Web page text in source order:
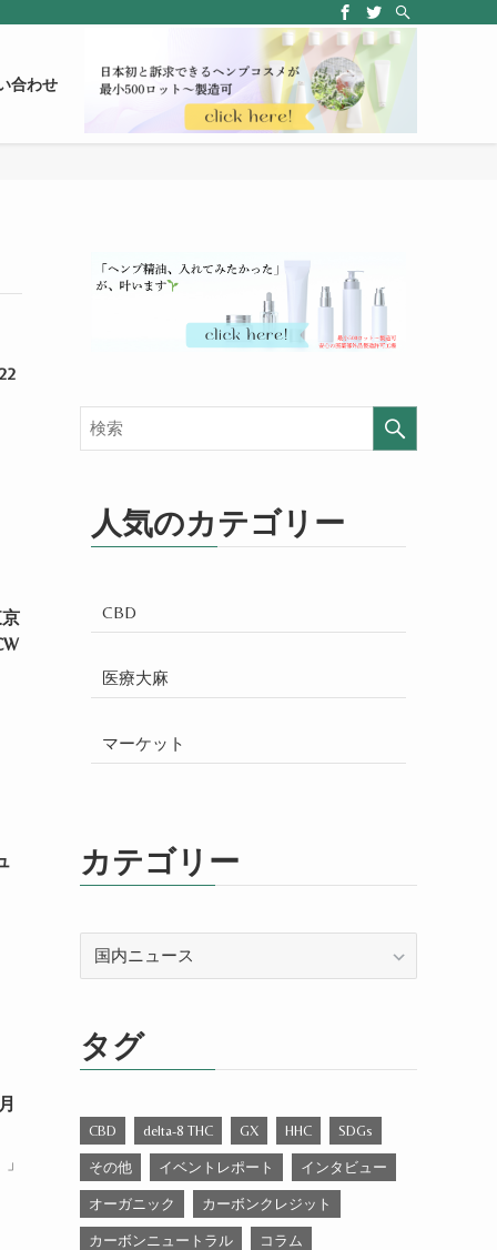
合わせ
人気のカテゴリー
CBD
医療大麻
マーケット
カテゴリー
ー
タグ
CBD delta-8 THC GX HHC SDGs
その他 イベントレポート インタビュー
オーガニック カーボンクレジット
カーボンニュートラル コラム